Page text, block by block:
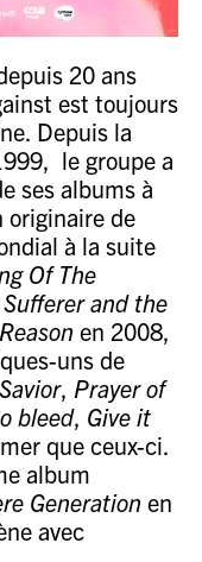
20 ans
est toujours
Depuis la
le groupe a
ses albums à
originaire de
à la suite
Of The
Sufferer and the
en 2008,
uns de
Savior, Prayer of
bleed, Give it
que ceux-ci.
album
Generation en
avec